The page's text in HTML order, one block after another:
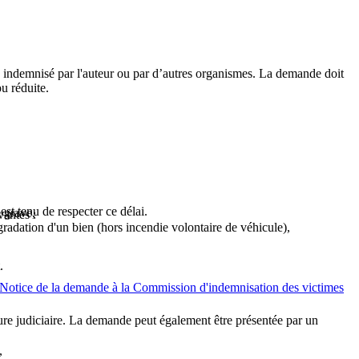
par l'auteur ou par d’autres organismes. La demande doit
réduite.
grave,
d'un bien (hors incendie volontaire de véhicule),
:
judiciaire. La demande peut également être présentée par un
tenu de respecter ce délai.
de la demande à la Commission d'indemnisation des victimes